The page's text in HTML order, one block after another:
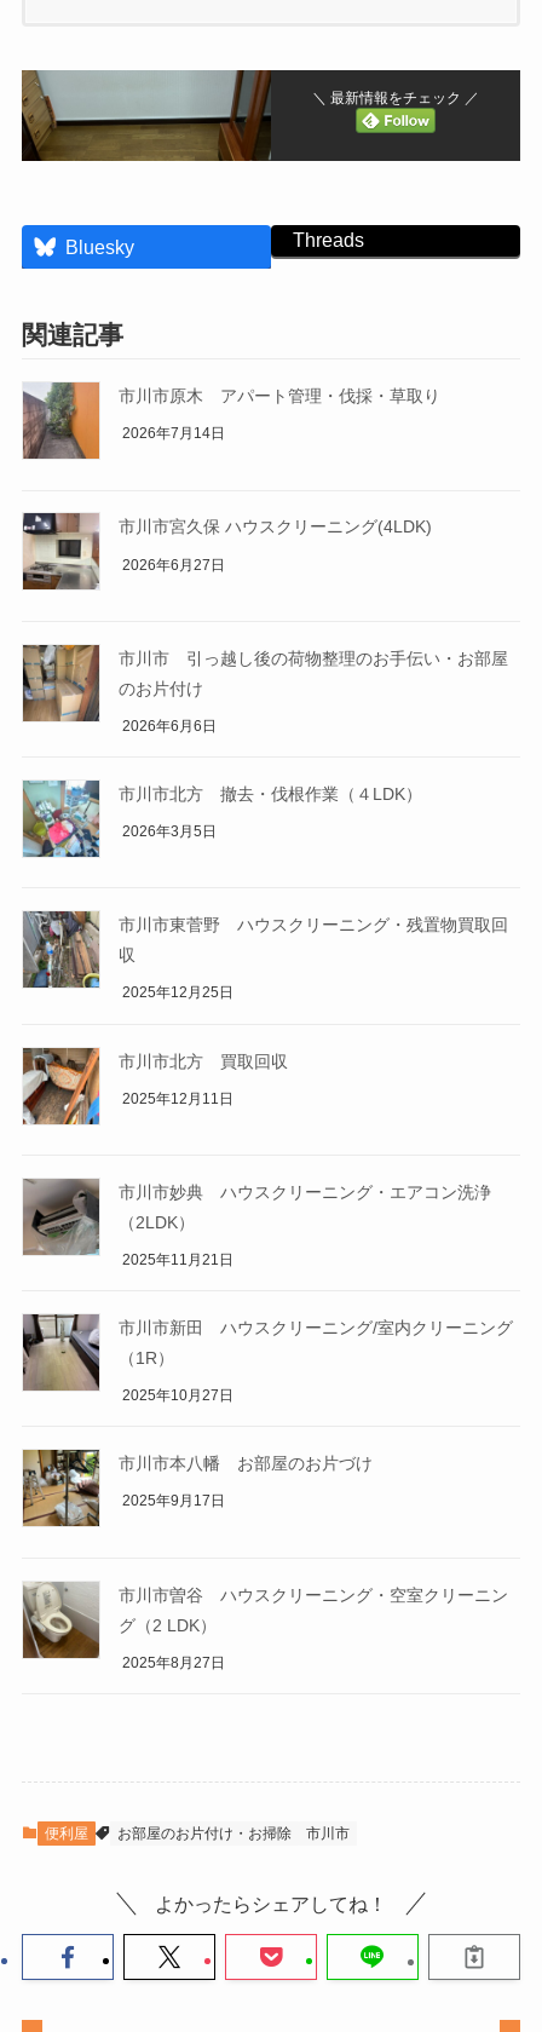
＼ 最新情報をチェック ／
Bluesky Threads
関連記事
市川市原木 アパート管理・伐採・草取り
2026年7月14日
市川市宮久保 ハウスクリーニング(4LDK)
2026年6月27日
市川市 引っ越し後の荷物整理のお手伝い・お部屋
のお片付け
2026年6月6日
市川市北方 撤去・伐根作業（４LDK）
2026年3月5日
市川市東菅野 ハウスクリーニング・残置物買取回
収
2025年12月25日
市川市北方 買取回収
2025年12月11日
市川市妙典 ハウスクリーニング・エアコン洗浄
（2LDK）
2025年11月21日
市川市新田 ハウスクリーニング/室内クリーニング
（1R）
2025年10月27日
市川市本八幡 お部屋のお片づけ
2025年9月17日
市川市曽谷 ハウスクリーニング・空室クリーニン
グ（2 LDK）
2025年8月27日
便利屋 お部屋のお片付け・お掃除 市川市
よかったらシェアしてね！